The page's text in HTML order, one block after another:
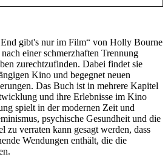
gibt's nur im Film“ von Holly Bourne
einer schmerzhaften Trennung
zurechtzufinden. Dabei findet sie
Kino und begegnet neuen
Das Buch ist in mehrere Kapitel
und ihre Erlebnisse im Kino
spielt in der modernen Zeit und
psychische Gesundheit und die
zu verraten kann gesagt werden, dass
Wendungen enthält, die die